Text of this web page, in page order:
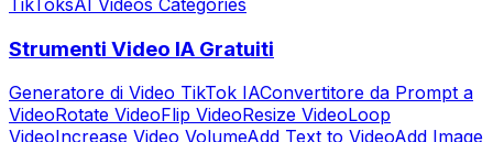
Strumenti Video IA Gratuiti
Generatore di Video TikTok IAConvertitore da Prompt a
VideoRotate VideoFlip VideoResize VideoLoop
VideoIncrease Video VolumeAdd Text to VideoAdd Image